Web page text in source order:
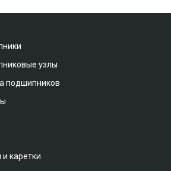
узлы
подшипников
каретки